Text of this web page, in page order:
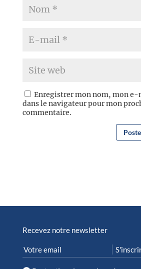
Enregistrer mon nom, mon
dans le navigateur pour mon
commentaire.
Recevez notre newsletter